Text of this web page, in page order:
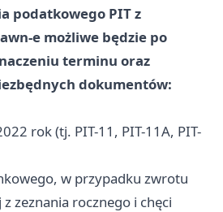
podatkowego PIT z
e możliwe będzie po
terminu oraz
dokumentów:
rok (tj. PIT-11, PIT-11A, PIT-
w przypadku zwrotu
zeznania rocznego i chęci